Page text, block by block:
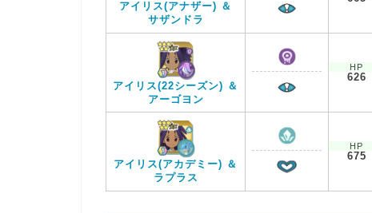
アイリス(アナザー) ＆
サザンドラ
アイリス(22シーズン) ＆
アーゴヨン
HP
626
アイリス(アカデミー) ＆
ラプラス
HP
675